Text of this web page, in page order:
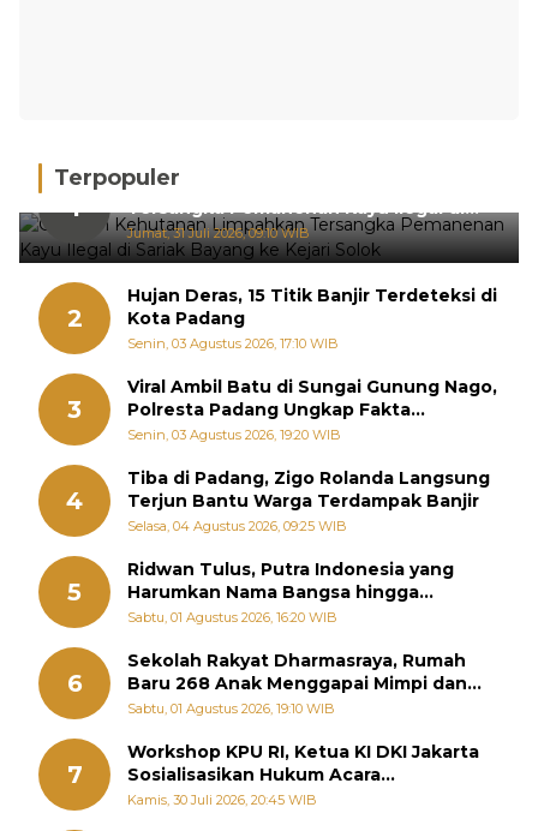
Terpopuler
1
Gakkum Kehutanan Limpahkan
Tersangka Pemanenan Kayu Ilegal di
Sariak Bayang ke Kejari Solok
Jumat, 31 Juli 2026, 09:10 WIB
2
Hujan Deras, 15 Titik Banjir Terdeteksi di
Kota Padang
Senin, 03 Agustus 2026, 17:10 WIB
3
Viral Ambil Batu di Sungai Gunung Nago,
Polresta Padang Ungkap Fakta
Sebenarnya
Senin, 03 Agustus 2026, 19:20 WIB
4
Tiba di Padang, Zigo Rolanda Langsung
Terjun Bantu Warga Terdampak Banjir
Selasa, 04 Agustus 2026, 09:25 WIB
5
Ridwan Tulus, Putra Indonesia yang
Harumkan Nama Bangsa hingga
Diabadikan dalam Buku Jepang
Sabtu, 01 Agustus 2026, 16:20 WIB
6
Sekolah Rakyat Dharmasraya, Rumah
Baru 268 Anak Menggapai Mimpi dan
Memutus Rantai Kemiskinan
Sabtu, 01 Agustus 2026, 19:10 WIB
7
Workshop KPU RI, Ketua KI DKI Jakarta
Sosialisasikan Hukum Acara
Penyelesaian Sengketa Informasi Publik
Kamis, 30 Juli 2026, 20:45 WIB